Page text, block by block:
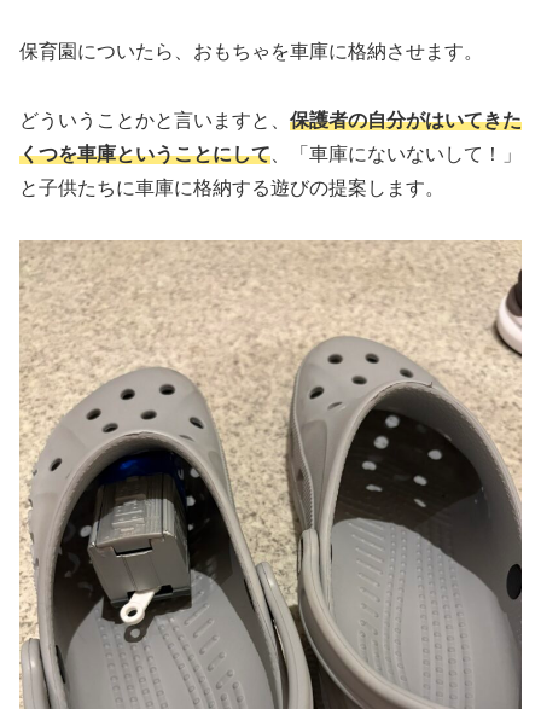
保育園についたら、おもちゃを車庫に格納させます。
どういうことかと言いますと、 保護者の自分がはいてきた
くつを車庫ということにして 、「車庫にないないして！」
と子供たちに車庫に格納する遊びの提案します。